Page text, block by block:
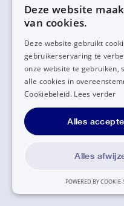
Deze website
van cookies.
Deze website gebruikt
gebruikerservaring te
onze website te gebruiken,
alle cookies in
Cookiebeleid. Lees verder
Alles
Alles
POWERED BY COOKIE-